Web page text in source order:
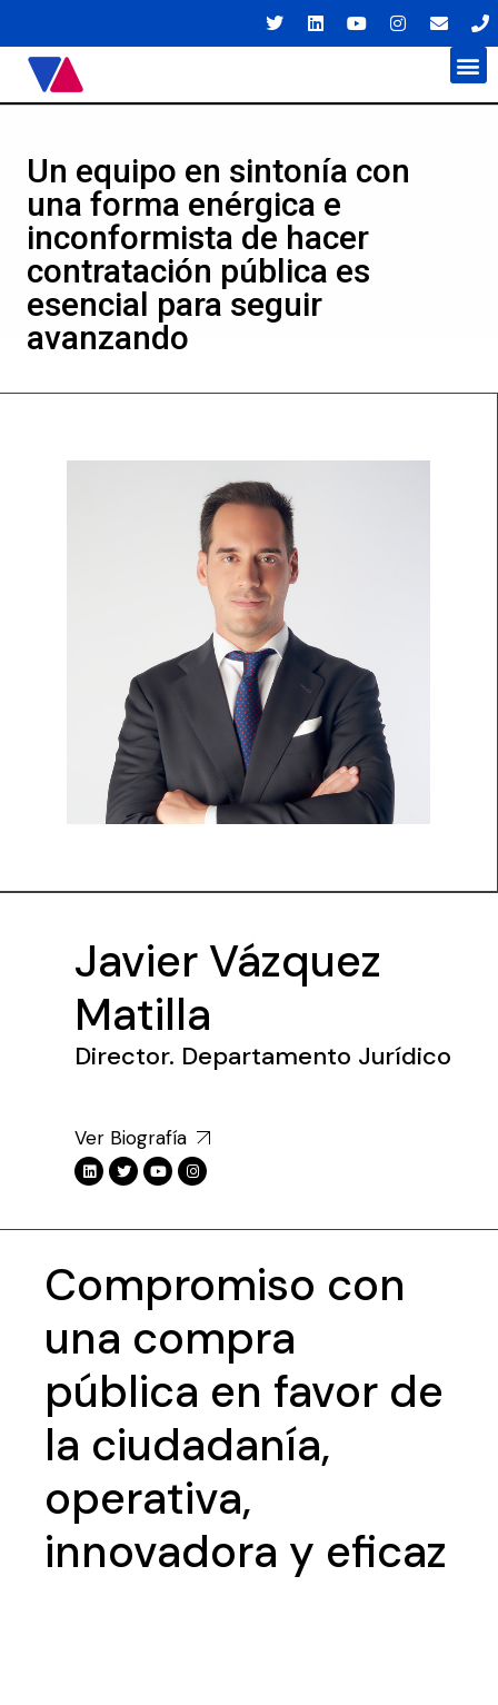
Un equipo en sintonía con
una forma enérgica e
inconformista de hacer
contratación pública es
esencial para seguir
avanzando
Javier Vázquez
Matilla
Director. Departamento Jurídico
Ver Biografía
Compromiso con
una compra
pública en favor de
la ciudadanía,
operativa,
innovadora y eficaz